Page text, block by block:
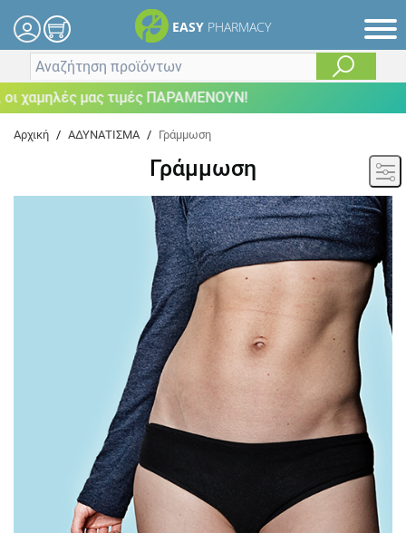
EASY PHARMACY
μας τιμές ΠΑΡΑΜΕΝΟΥΝ!
Αρχική / ΑΔΥΝΑΤΙΣΜΑ / Γράμμωση
Γράμμωση